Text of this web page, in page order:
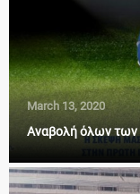
March 13, 2020
Αναβολή όλων των